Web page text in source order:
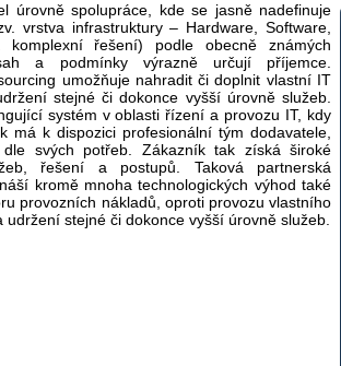
úrovně spolupráce, kde se jasně nadefinuje
vrstva infrastruktury – Hardware, Software,
komplexní řešení) podle obecně známých
a podmínky výrazně určují příjemce.
umožňuje nahradit či doplnit vlastní IT
stejné či dokonce vyšší úrovně služeb.
systém v oblasti řízení a provozu IT, kdy
má k dispozici profesionální tým dodavatele,
svých potřeb. Zákazník tak získá široké
řešení a postupů. Taková partnerská
kromě mnoha technologických výhod také
provozních nákladů, oproti provozu vlastního
udržení stejné či dokonce vyšší úrovně služeb.